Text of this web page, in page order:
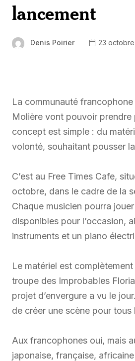
lancement
Denis Poirier 23
La communauté
Molière vont pouvoir
concept est simple : du
volonté, souhaitant pousser
C’est au Free Times Cafe,
octobre, dans le cadre de la
Chaque musicien pourra
disponibles pour l’occasion,
instruments et un piano
Le matériel est
troupe des Improbables
projet d’envergure a vu le
de créer une scène pour
Aux francophones oui, mais
japonaise, française,